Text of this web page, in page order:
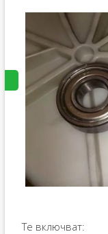
Те включват: